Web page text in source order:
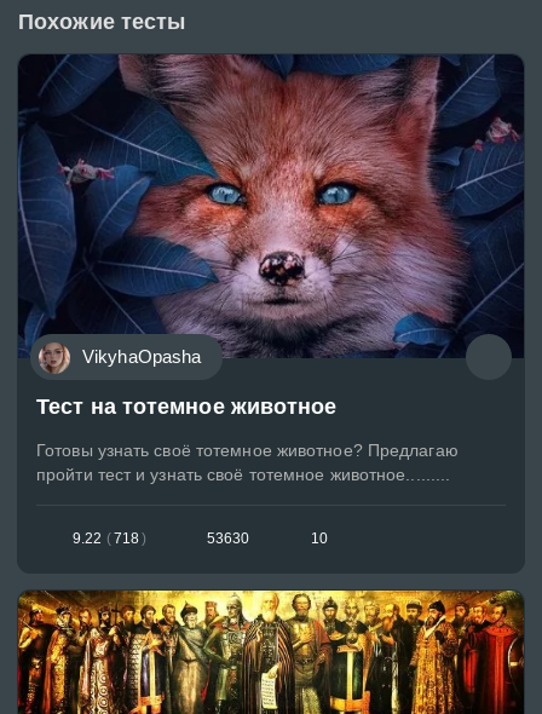
Похожие тесты
VikyhaOpasha
Тест на тотемное животное
Готовы узнать своё тотемное животное? Предлагаю
пройти тест и узнать своё тотемное животное.........
9.22 (718) 53630 10